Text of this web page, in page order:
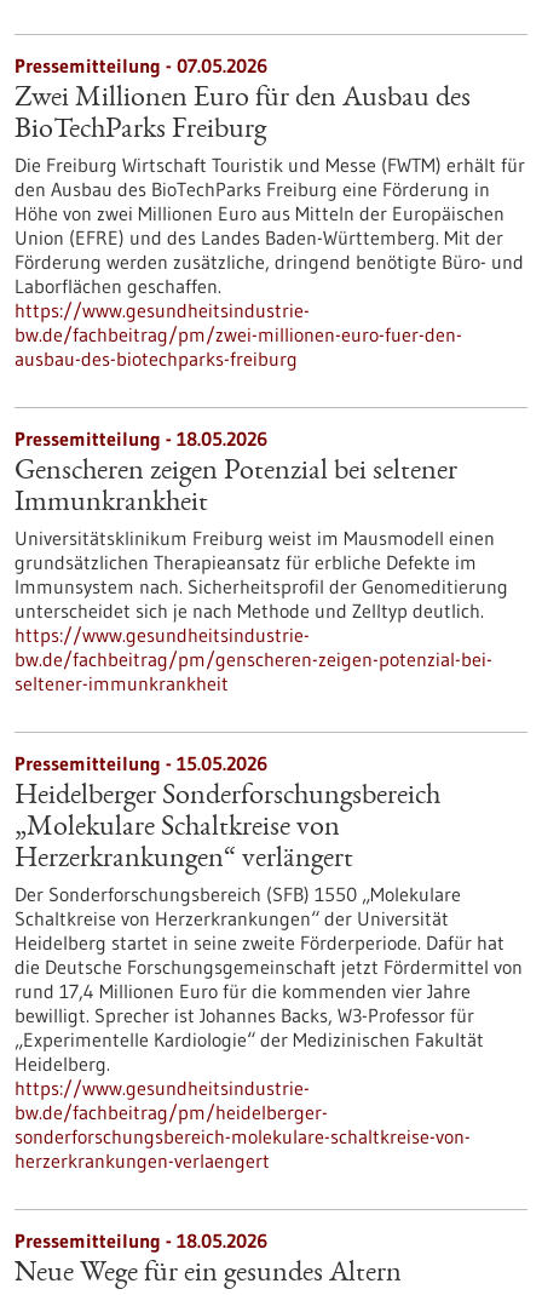
Pressemitteilung - 07.05.2026
Zwei Millionen Euro für den Ausbau des
BioTechParks Freiburg
Die Freiburg Wirtschaft Touristik und Messe (FWTM) erhält für
den Ausbau des BioTechParks Freiburg eine Förderung in
Höhe von zwei Millionen Euro aus Mitteln der Europäischen
Union (EFRE) und des Landes Baden-Württemberg. Mit der
Förderung werden zusätzliche, dringend benötigte Büro- und
Laborflächen geschaffen.
https://www.gesundheitsindustrie-
bw.de/fachbeitrag/pm/zwei-millionen-euro-fuer-den-
ausbau-des-biotechparks-freiburg
Pressemitteilung - 18.05.2026
Genscheren zeigen Potenzial bei seltener
Immunkrankheit
Universitätsklinikum Freiburg weist im Mausmodell einen
grundsätzlichen Therapieansatz für erbliche Defekte im
Immunsystem nach. Sicherheitsprofil der Genomeditierung
unterscheidet sich je nach Methode und Zelltyp deutlich.
https://www.gesundheitsindustrie-
bw.de/fachbeitrag/pm/genscheren-zeigen-potenzial-bei-
seltener-immunkrankheit
Pressemitteilung - 15.05.2026
Heidelberger Sonderforschungsbereich
„Molekulare Schaltkreise von
Herzerkrankungen“ verlängert
Der Sonderforschungsbereich (SFB) 1550 „Molekulare
Schaltkreise von Herzerkrankungen“ der Universität
Heidelberg startet in seine zweite Förderperiode. Dafür hat
die Deutsche Forschungsgemeinschaft jetzt Fördermittel von
rund 17,4 Millionen Euro für die kommenden vier Jahre
bewilligt. Sprecher ist Johannes Backs, W3-Professor für
„Experimentelle Kardiologie“ der Medizinischen Fakultät
Heidelberg.
https://www.gesundheitsindustrie-
bw.de/fachbeitrag/pm/heidelberger-
sonderforschungsbereich-molekulare-schaltkreise-von-
herzerkrankungen-verlaengert
Pressemitteilung - 18.05.2026
Neue Wege für ein gesundes Altern